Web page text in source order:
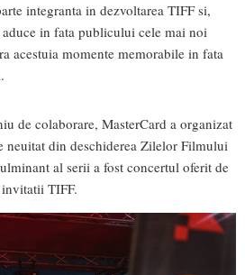
integranta in dezvoltarea TIFF si,
in fata publicului cele mai noi
acestuia momente memorabile in fata
de colaborare, MasterCard a organizat
neuitat din deschiderea Zilelor Filmului
al serii a fost concertul oferit de
TIFF.